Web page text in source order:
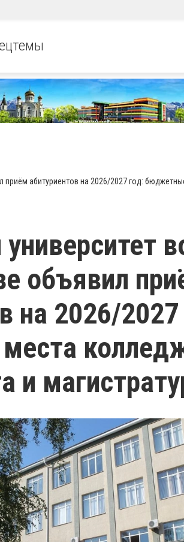
абитуриентов на 2026/2027 год:
объявил
на 2026/
и